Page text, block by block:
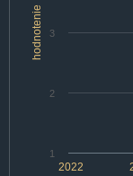
hodnotenie
2022
1
2
3